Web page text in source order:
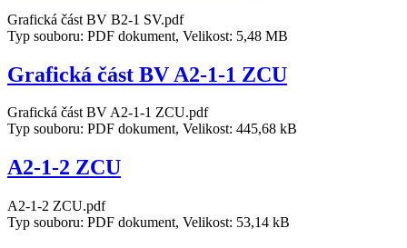
Grafická část BV B2-1 SV.pdf
Typ souboru: PDF dokument, Velikost: 5,48 MB
Grafická část BV A2-1-1 ZCU
Grafická část BV A2-1-1 ZCU.pdf
Typ souboru: PDF dokument, Velikost: 445,68 kB
A2-1-2 ZCU
A2-1-2 ZCU.pdf
Typ souboru: PDF dokument, Velikost: 53,14 kB